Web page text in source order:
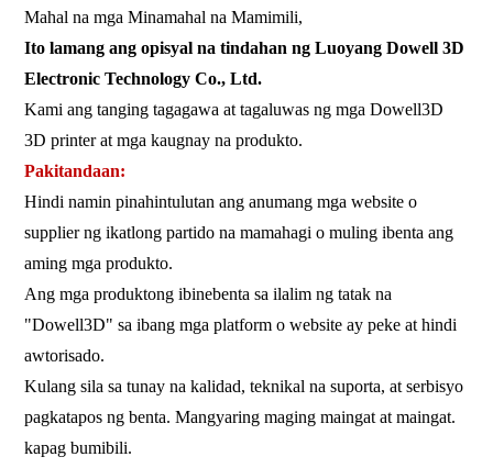
Mahal na mga Minamahal na Mamimili,
Ito lamang ang opisyal na tindahan ng Luoyang Dowell 3D
Electronic Technology Co., Ltd.
Kami ang tanging tagagawa at tagaluwas ng mga Dowell3D
3D printer at mga kaugnay na produkto.
Pakitandaan:
Hindi namin pinahintulutan ang anumang mga website o
supplier ng ikatlong partido na mamahagi o muling ibenta ang
aming mga produkto.
Ang mga produktong ibinebenta sa ilalim ng tatak na
"Dowell3D" sa ibang mga platform o website ay peke at hindi
awtorisado.
Kulang sila sa tunay na kalidad, teknikal na suporta, at serbisyo
pagkatapos ng benta. Mangyaring maging maingat at maingat.
kapag bumibili.